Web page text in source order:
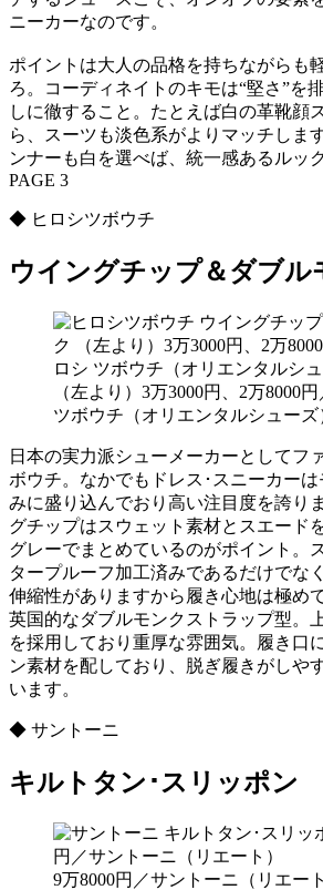
ニーカーなのです。
ポイントは大人の品格を持ちながらも
ろ。コーディネイトのキモは“堅さ”を
しに徹すること。たとえば白の革靴顔
ら、スーツも淡色系がよりマッチしま
ンナーも白を選べば、統一感あるルッ
PAGE 3
◆ ヒロシツボウチ
ウイングチップ＆ダブル
（左より）3万3000円、2万8000
ツボウチ（オリエンタルシューズ
日本の実力派シューメーカーとしてフ
ボウチ。なかでもドレス･スニーカー
みに盛り込んでおり高い注目度を誇り
グチップはスウェット素材とスエード
グレーでまとめているのがポイント。
タープルーフ加工済みであるだけでな
伸縮性がありますから履き心地は極め
英国的なダブルモンクストラップ型。
を採用しており重厚な雰囲気。履き口
ン素材を配しており、脱ぎ履きがしや
います。
◆ サントーニ
キルトタン･スリッポン
9万8000円／サントーニ（リエート